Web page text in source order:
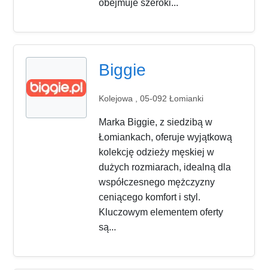
obejmuje szeroki...
Biggie
Kolejowa , 05-092 Łomianki
Marka Biggie, z siedzibą w
Łomiankach, oferuje wyjątkową
kolekcję odzieży męskiej w
dużych rozmiarach, idealną dla
współczesnego mężczyzny
ceniącego komfort i styl.
Kluczowym elementem oferty
są...